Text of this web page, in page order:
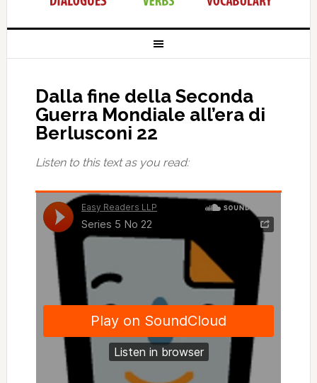
Dalla fine della Seconda
Guerra Mondiale all’era di
Berlusconi 22
Listen to this text as you read: